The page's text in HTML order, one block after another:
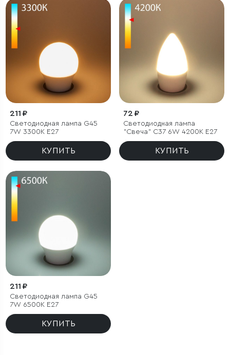
211 ₽
Светодиодная лампа G45
7W 3300K E27
КУПИТЬ
72 ₽
Светодиодная лампа
"Свеча" C37 6W 4200K E27
КУПИТЬ
211 ₽
Светодиодная лампа G45
7W 6500K E27
КУПИТЬ